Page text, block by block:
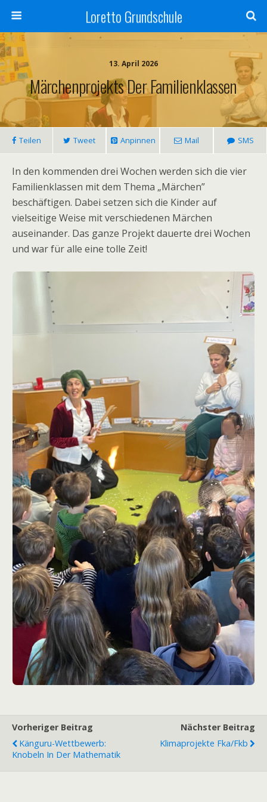
Loretto Grundschule
13. April 2026
Märchenprojekts Der Familienklassen
Teilen Tweet Anpinnen Mail SMS
In den kommenden drei Wochen werden sich die vier
Familienklassen mit dem Thema „Märchen”
beschäftigen. Dabei setzen sich die Kinder auf
vielseitige Weise mit verschiedenen Märchen
auseinander. Das ganze Projekt dauerte drei Wochen
und war für alle eine tolle Zeit!
Vorheriger Beitrag
Känguru-Wettbewerb:
Knobeln In Der Mathematik
Nächster Beitrag
Klimaprojekte Fka/Fkb